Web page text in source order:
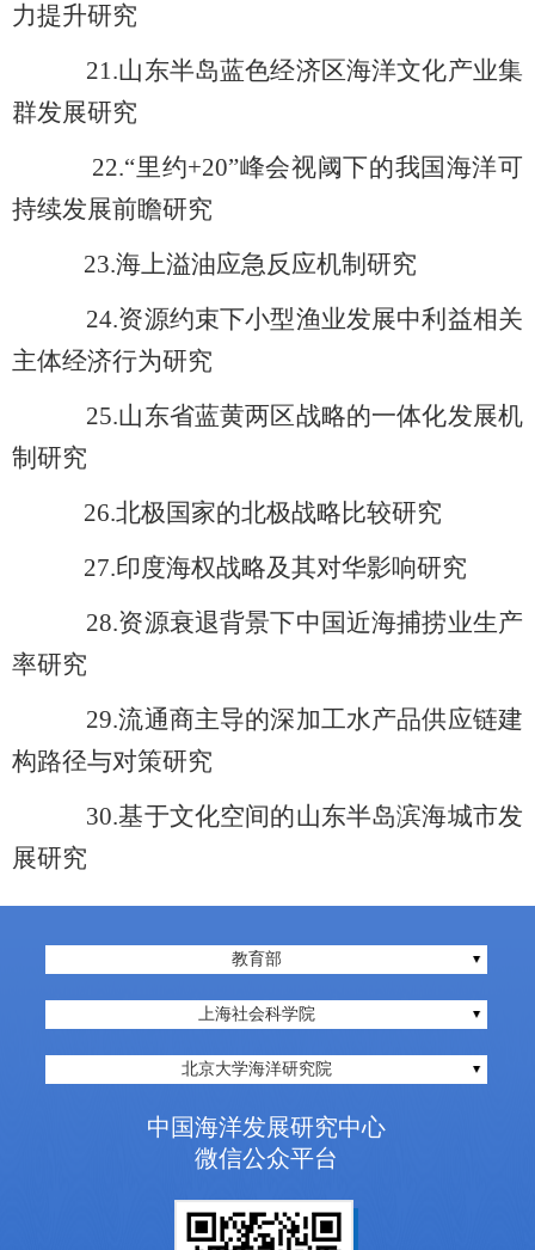
力提升研究
21.山东半岛蓝色经济区海洋文化产业集
群发展研究
22.“里约+20”峰会视阈下的我国海洋可
持续发展前瞻研究
23.海上溢油应急反应机制研究
24.资源约束下小型渔业发展中利益相关
主体经济行为研究
25.山东省蓝黄两区战略的一体化发展机
制研究
26.北极国家的北极战略比较研究
27.印度海权战略及其对华影响研究
28.资源衰退背景下中国近海捕捞业生产
率研究
29.流通商主导的深加工水产品供应链建
构路径与对策研究
30.基于文化空间的山东半岛滨海城市发
展研究
教育部
上海社会科学院
北京大学海洋研究院
中国海洋发展研究中心
微信公众平台